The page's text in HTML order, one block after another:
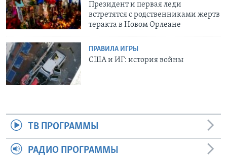
Президент и первая леди
встретятся с родственниками жертв
теракта в Новом Орлеане
ПРАВИЛА ИГРЫ
США и ИГ: история войны
ТВ ПРОГРАММЫ
РАДИО ПРОГРАММЫ